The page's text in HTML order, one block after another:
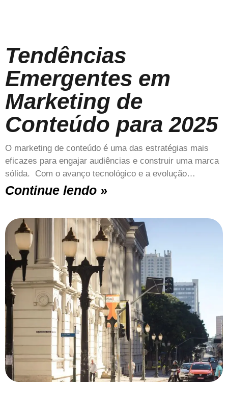
Tendências
Emergentes em
Marketing de
Conteúdo para 2025
O marketing de conteúdo é uma das estratégias mais
eficazes para engajar audiências e construir uma marca
sólida. Com o avanço tecnológico e a evolução…
Continue lendo »